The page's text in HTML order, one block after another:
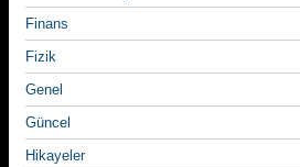
Finans
Fizik
Genel
Güncel
Hikayeler